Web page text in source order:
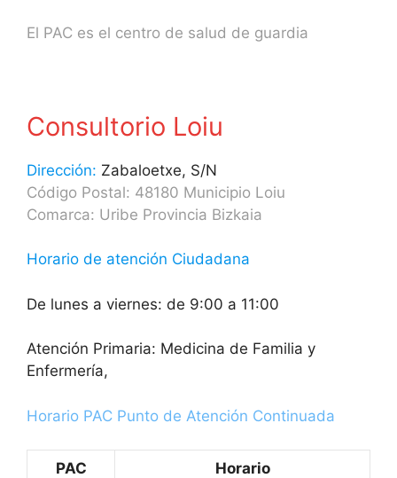
El PAC es el centro de salud de guardia
Consultorio Loiu
Dirección: Zabaloetxe, S/N
Código Postal: 48180 Municipio Loiu
Comarca: Uribe Provincia Bizkaia
Horario de atención Ciudadana
De lunes a viernes: de 9:00 a 11:00
Atención Primaria: Medicina de Familia y
Enfermería,
Horario PAC Punto de Atención Continuada
PAC Horario